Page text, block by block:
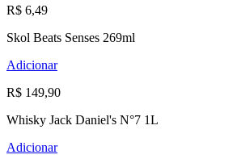
R$ 6,49
Skol Beats Senses 269ml
Adicionar
R$ 149,90
Whisky Jack Daniel's N°7 1L
Adicionar